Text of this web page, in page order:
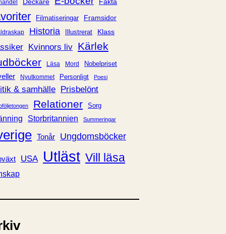
Filmatiseringar Framsidor
Historia Illustrerat Klass
Kvinnors liv Kärlek
Läsa Mord Nobelpriset
Nyutkommet Personligt Poesi
& samhälle Prisbelönt
Relationer Sorg
Storbritannien Summeringar
Tonår Ungdomsböcker
USA Utläst Vill läsa